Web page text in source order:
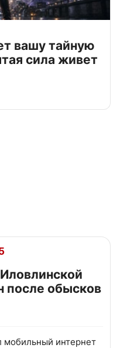
вашу тайную
сила живет
после обысков
мобильный интернет